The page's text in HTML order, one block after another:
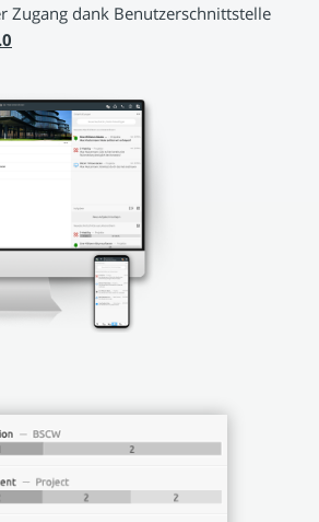
Zugang dank Benutzerschnittstelle